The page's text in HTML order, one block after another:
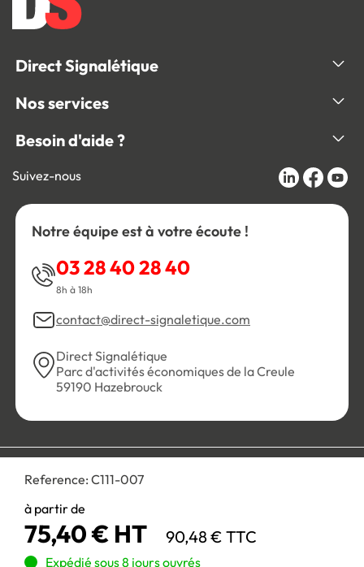
Reference: C111-007
à partir de
75,40 € HT 90,48 € TTC
Expédié sous 8 jours ouvrés
Direct Signalétique
Nos services
Besoin d'aide ?
Suivez-nous
Notre équipe est à votre écoute !
03 28 40 28 40
8h à 18h
contact@direct-signaletique.com
Direct Signalétique
Parc d'activités économiques de la Creule
59190 Hazebrouck
Personnaliser les cookies
Paiement 100% sécurisé :